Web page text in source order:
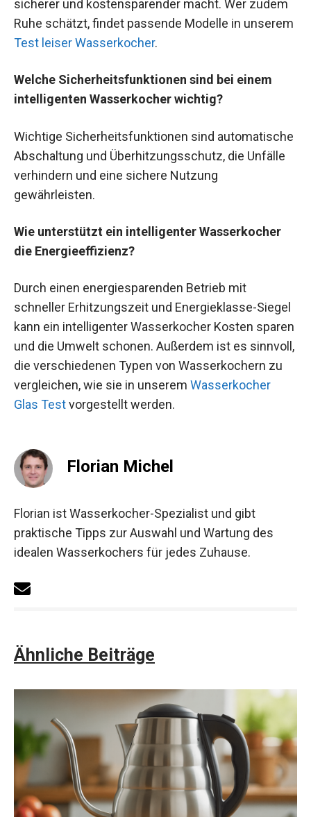
sicherer und kostensparender macht. Wer zudem
Ruhe schätzt, findet passende Modelle in unserem
Test leiser Wasserkocher.
Welche Sicherheitsfunktionen sind bei einem
intelligenten Wasserkocher wichtig?
Wichtige Sicherheitsfunktionen sind automatische
Abschaltung und Überhitzungsschutz, die Unfälle
verhindern und eine sichere Nutzung
gewährleisten.
Wie unterstützt ein intelligenter Wasserkocher
die Energieeffizienz?
Durch einen energiesparenden Betrieb mit
schneller Erhitzungszeit und Energieklasse-Siegel
kann ein intelligenter Wasserkocher Kosten sparen
und die Umwelt schonen. Außerdem ist es sinnvoll,
die verschiedenen Typen von Wasserkochern zu
vergleichen, wie sie in unserem Wasserkocher
Glas Testvorgestellt werden.
Florian Michel
Florian ist Wasserkocher-Spezialist und gibt
praktische Tipps zur Auswahl und Wartung des
idealen Wasserkochers für jedes Zuhause.
Ähnliche Beiträge